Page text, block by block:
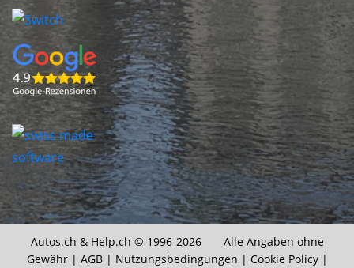
Autos.ch & Help.ch © 1996-2026 Alle Angaben ohne
Gewähr | AGB| Nutzungsbedingungen | Cookie Policy|